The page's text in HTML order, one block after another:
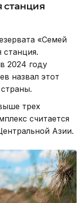
станция
«Семей
станция.
2024 году
назвал этот
трех
считается
Азии.